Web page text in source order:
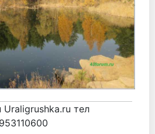
Uraligrushka.ru тел